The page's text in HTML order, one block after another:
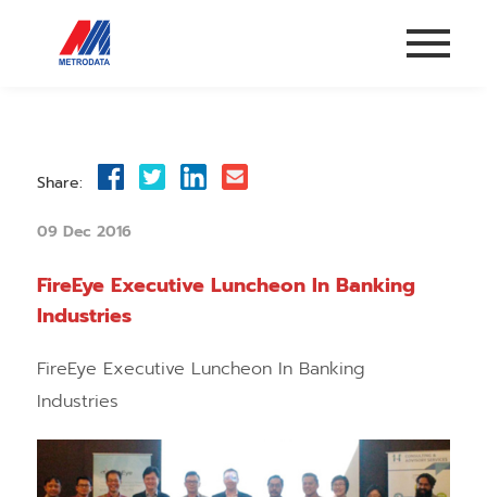
09 Dec 2016
Share:
FireEye Executive Luncheon In Banking
Industries
FireEye Executive Luncheon In Banking
Industries